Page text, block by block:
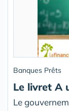
Banques Prêts
Le livret A
Le